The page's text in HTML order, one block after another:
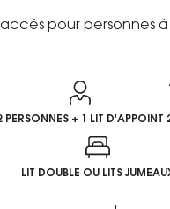
pour personnes
PERSONNES + 1 LIT D'APPOINT
LIT DOUBLE OU LITS